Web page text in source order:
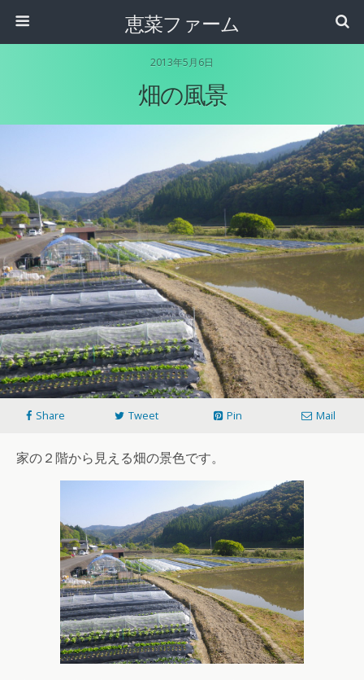
恵菜ファーム
2013年5月6日
畑の風景
Share Tweet Pin Mail
家の２階から見える畑の景色です。